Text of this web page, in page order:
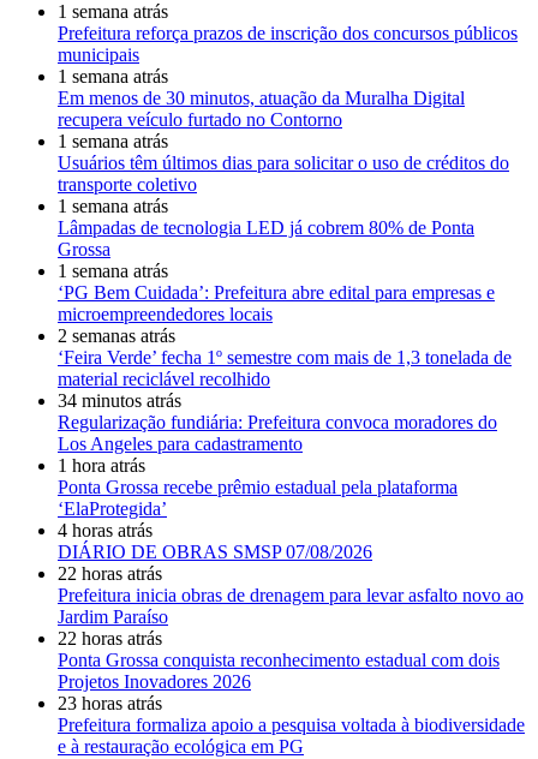
1 semana atrás
Prefeitura reforça prazos de inscrição dos concursos públicos
municipais
1 semana atrás
Em menos de 30 minutos, atuação da Muralha Digital
recupera veículo furtado no Contorno
1 semana atrás
Usuários têm últimos dias para solicitar o uso de créditos do
transporte coletivo
1 semana atrás
Lâmpadas de tecnologia LED já cobrem 80% de Ponta
Grossa
1 semana atrás
‘PG Bem Cuidada’: Prefeitura abre edital para empresas e
microempreendedores locais
2 semanas atrás
‘Feira Verde’ fecha 1º semestre com mais de 1,3 tonelada de
material reciclável recolhido
34 minutos atrás
Regularização fundiária: Prefeitura convoca moradores do
Los Angeles para cadastramento
1 hora atrás
Ponta Grossa recebe prêmio estadual pela plataforma
‘ElaProtegida’
4 horas atrás
DIÁRIO DE OBRAS SMSP 07/08/2026
22 horas atrás
Prefeitura inicia obras de drenagem para levar asfalto novo ao
Jardim Paraíso
22 horas atrás
Ponta Grossa conquista reconhecimento estadual com dois
Projetos Inovadores 2026
23 horas atrás
Prefeitura formaliza apoio a pesquisa voltada à biodiversidade
e à restauração ecológica em PG